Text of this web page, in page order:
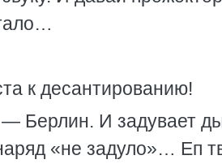
к десантированию!
— Берлин. И задувает
«не задуло»… Еп